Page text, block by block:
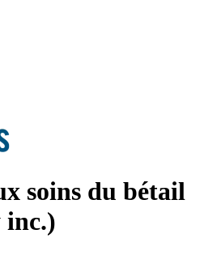
soins du bétail
inc.)